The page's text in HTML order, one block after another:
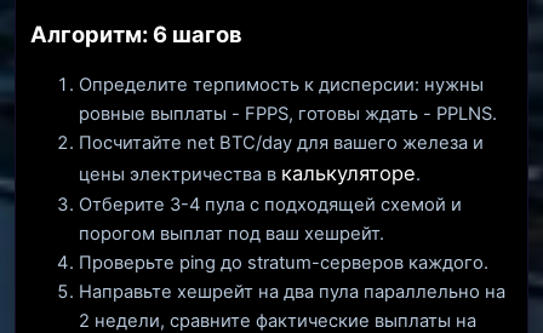
Алгоритм: 6 шагов
Определите терпимость к дисперсии: нужны
ровные выплаты - FPPS, готовы ждать - PPLNS.
Посчитайте net BTC/day для вашего железа и
цены электричества в калькуляторе.
Отберите 3-4 пула с подходящей схемой и
порогом выплат под ваш хешрейт.
Проверьте ping до stratum-серверов каждого.
Направьте хешрейт на два пула параллельно на
2 недели, сравните фактические выплаты на